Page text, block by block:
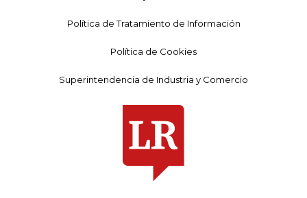
Política de Tratamiento de Información
Política de Cookies
Superintendencia de Industria y Comercio